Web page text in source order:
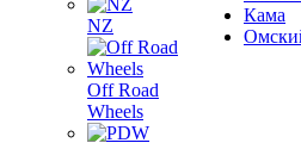
NZ
Off Road
Wheels
Кама